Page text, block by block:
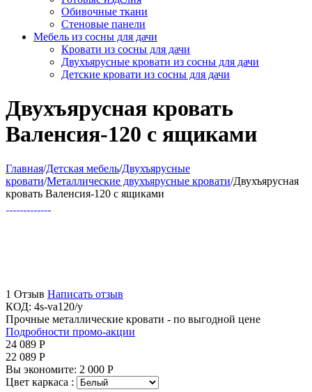
Обивочные ткани
Стеновые панели
Мебель из сосны для дачи
Кровати из сосны для дачи
Двухъярусные кровати из сосны для дачи
Детские кровати из сосны для дачи
Двухъярусная кровать
Валенсия-120 с ящиками
Главная/Детская мебель/Двухъярусные
кровати/Металлические двухъярусные кровати/Двухъярусная
кровать Валенсия-120 с ящиками
1 Отзыв Написать отзыв
КОД: 4s-va120/y
Прочные металлические кровати - по выгодной цене
Подробности промо-акции
24 089 Р
22 089 Р
Вы экономите: 2 000 Р
Цвет каркаса :